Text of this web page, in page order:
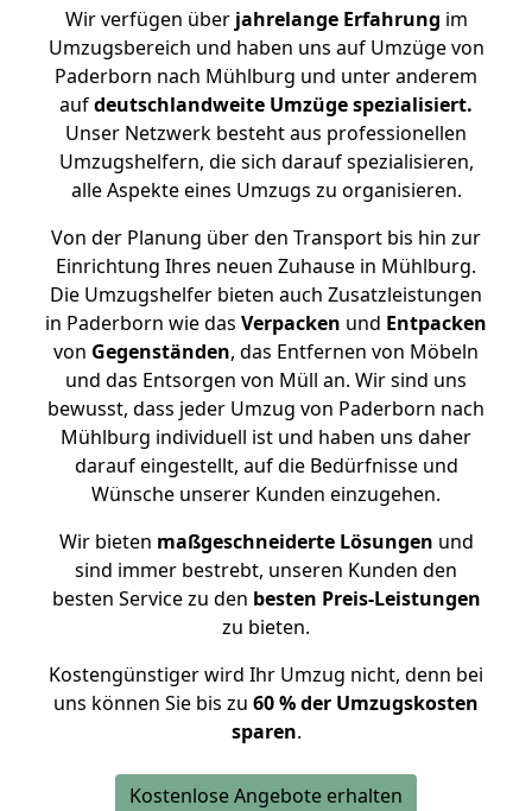
Wir verfügen überjahrelange Erfahrung im
Umzugsbereich und haben uns auf Umzüge von
Paderborn nach Mühlburg und unter anderem
aufdeutschlandweite Umzüge spezialisiert.
Unser Netzwerk besteht aus professionellen
Umzugshelfern, die sich darauf spezialisieren,
alle Aspekte eines Umzugs zu organisieren.
Von der Planung über den Transport bis hin zur
Einrichtung Ihres neuen Zuhause in Mühlburg.
Die Umzugshelfer bieten auch Zusatzleistungen
in Paderborn wie das Verpacken und Entpacken
von Gegenständen, das Entfernen von Möbeln
und das Entsorgen von Müll an. Wir sind uns
bewusst, dass jeder Umzug von Paderborn nach
Mühlburg individuell ist und haben uns daher
darauf eingestellt, auf die Bedürfnisse und
Wünsche unserer Kunden einzugehen.
Wir bieten maßgeschneiderte Lösungen und
sind immer bestrebt, unseren Kunden den
besten Service zu den besten Preis-Leistungen
zu bieten.
Kostengünstiger wird Ihr Umzug nicht, denn bei
uns können Sie bis zu 60 % der Umzugskosten
sparen.
Kostenlose Angebote erhalten